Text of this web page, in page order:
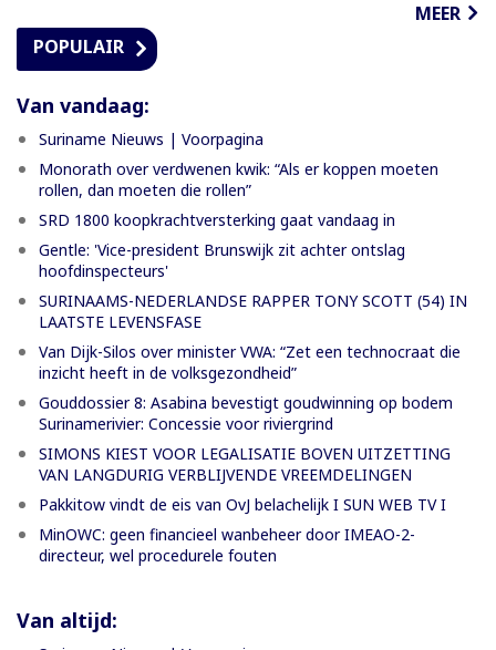
MEER
POPULAIR
Van vandaag:
Suriname Nieuws | Voorpagina
Monorath over verdwenen kwik: “Als er koppen moeten
rollen, dan moeten die rollen”
SRD 1800 koopkrachtversterking gaat vandaag in
Gentle: 'Vice-president Brunswijk zit achter ontslag
hoofdinspecteurs'
SURINAAMS-NEDERLANDSE RAPPER TONY SCOTT (54) IN
LAATSTE LEVENSFASE
Van Dijk-Silos over minister VWA: “Zet een technocraat die
inzicht heeft in de volksgezondheid”
Gouddossier 8: Asabina bevestigt goudwinning op bodem
Surinamerivier: Concessie voor riviergrind
SIMONS KIEST VOOR LEGALISATIE BOVEN UITZETTING
VAN LANGDURIG VERBLIJVENDE VREEMDELINGEN
Pakkitow vindt de eis van OvJ belachelijk I SUN WEB TV I
MinOWC: geen financieel wanbeheer door IMEAO-2-
directeur, wel procedurele fouten
Van altijd: